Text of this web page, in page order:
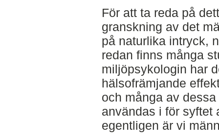
För att ta reda på
granskning av det
på naturlika intryck,
redan finns många
miljöpsykologin har
hälsofrämjande
och många av
användas i för syftet
egentligen är vi